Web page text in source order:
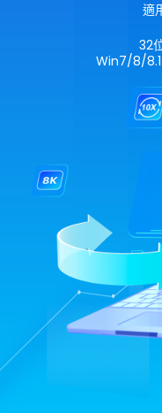
適
32
Win7/8/8.1